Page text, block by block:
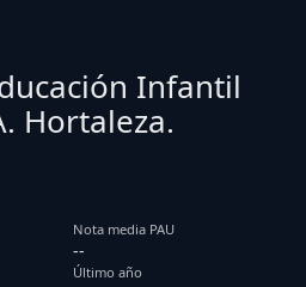
Infantil
Hortaleza.
Nota media PAU
--
Último año